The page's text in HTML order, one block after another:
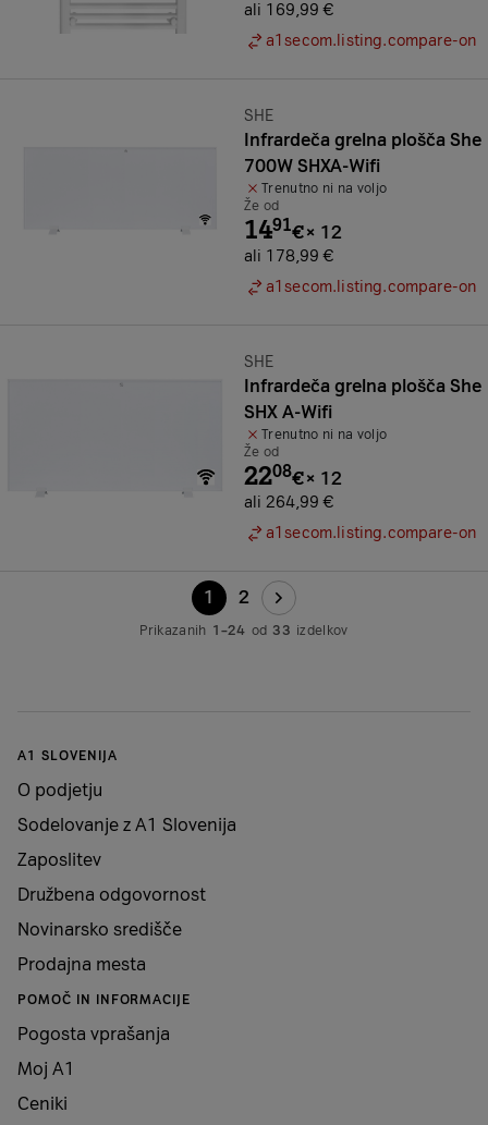
ali 169,99 €
a1secom.listing.compare-on
Znamka:
SHE
Infrardeča grelna plošča She
700W SHXA-Wifi
Trenutno ni na voljo
Že od
1491€× 12
ali 178,99 €
a1secom.listing.compare-on
Znamka:
SHE
Infrardeča grelna plošča She
SHX A-Wifi
Trenutno ni na voljo
Že od
2208€× 12
ali 264,99 €
a1secom.listing.compare-on
1 2
Prikazanih 1–24 od 33 izdelkov
A1 SLOVENIJA
O podjetju
Sodelovanje z A1 Slovenija
Zaposlitev
Družbena odgovornost
Novinarsko središče
Prodajna mesta
POMOČ IN INFORMACIJE
Pogosta vprašanja
Moj A1
Ceniki